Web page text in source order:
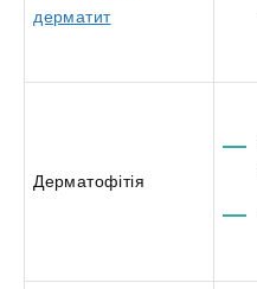
дерматит
Дерматофітія